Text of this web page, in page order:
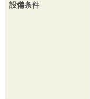
設備条件